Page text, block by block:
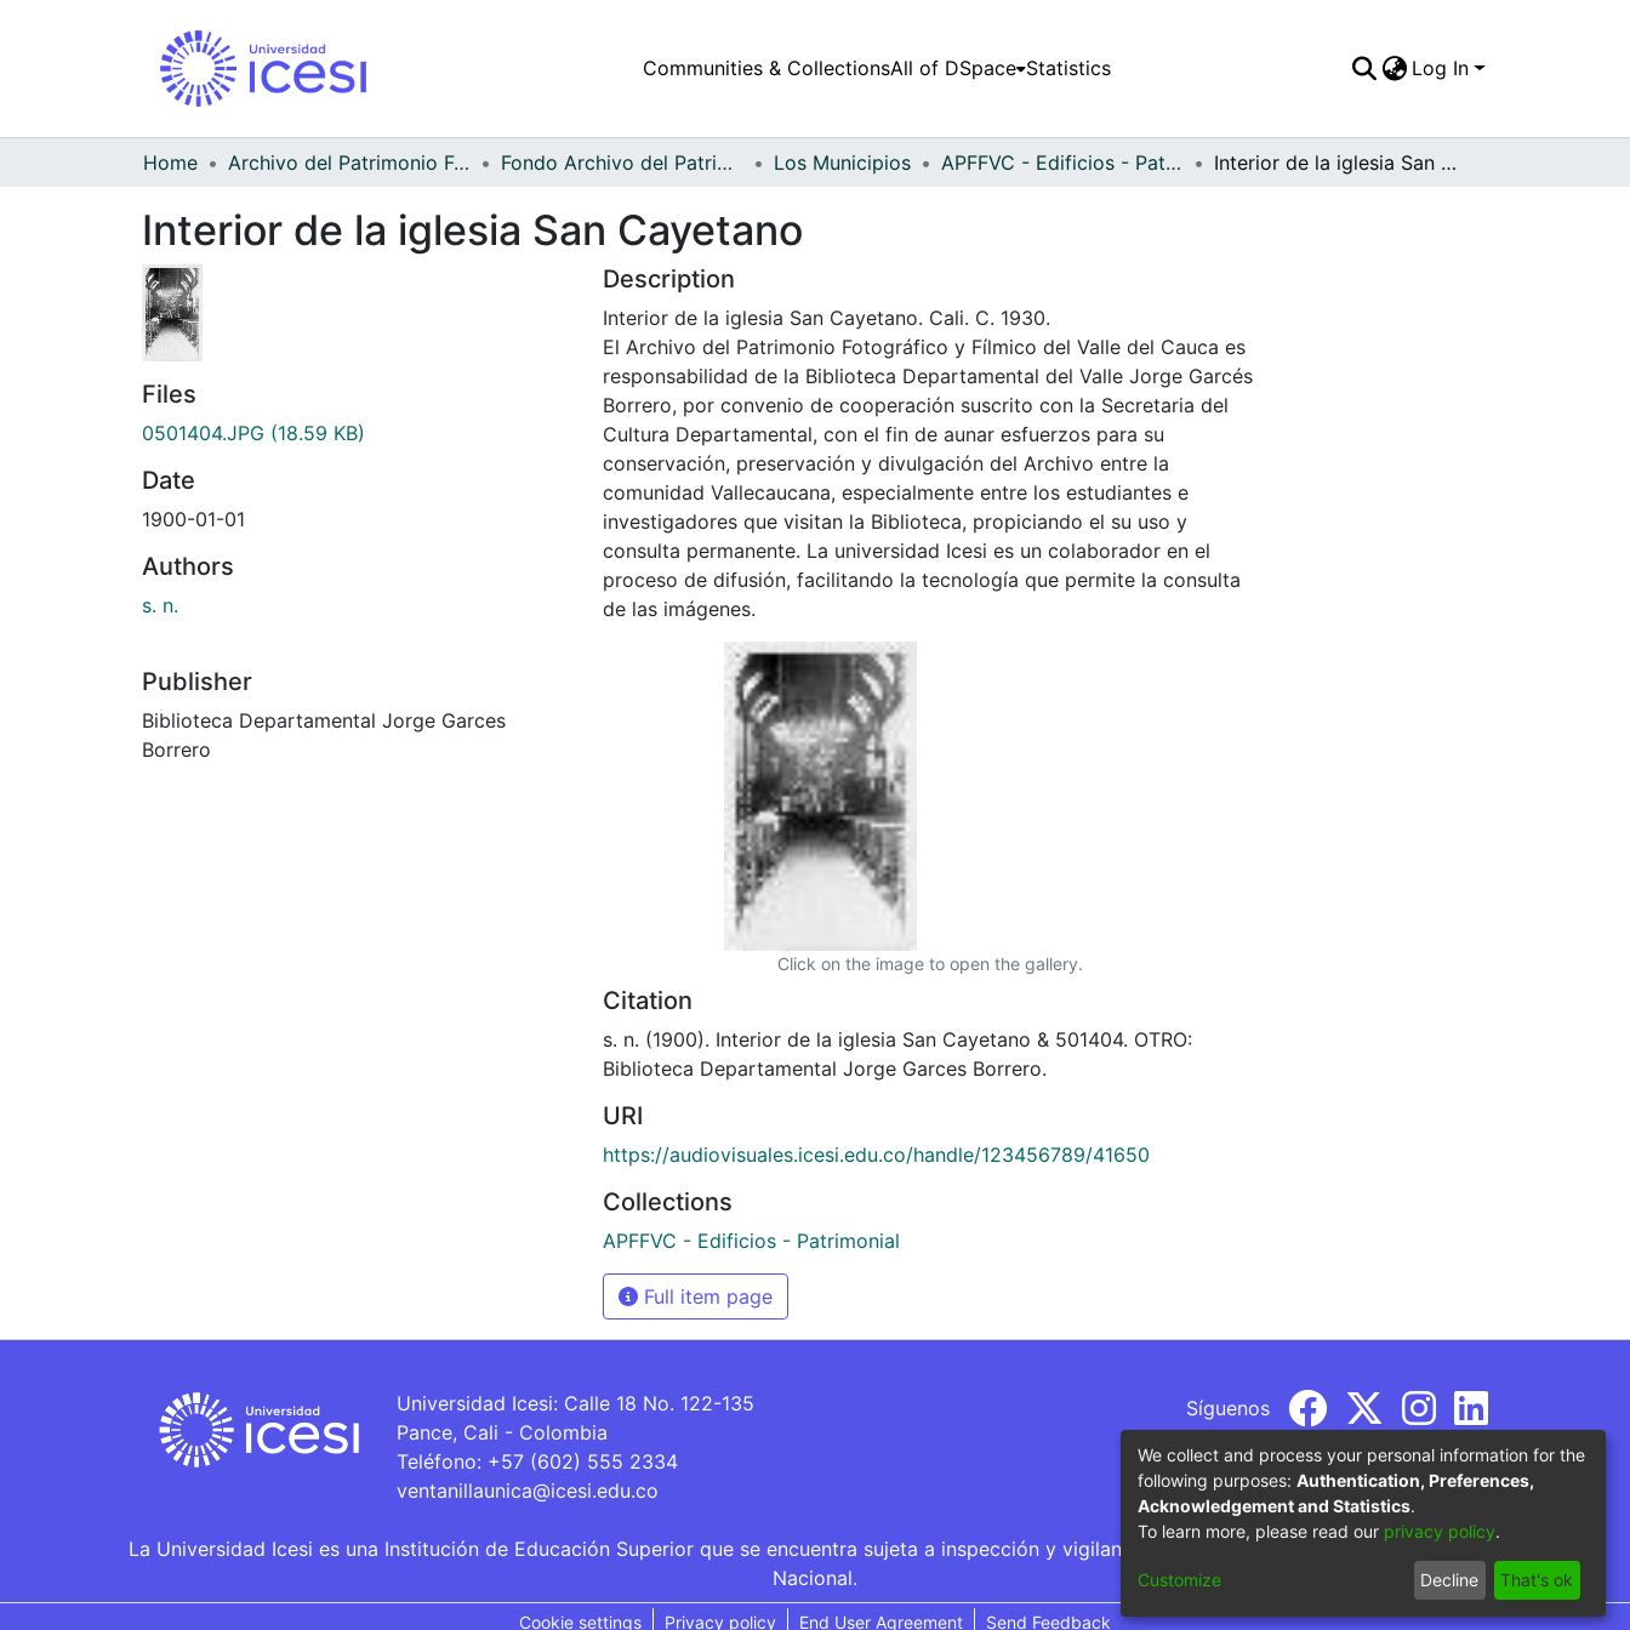
Communities & CollectionsAll of DSpace Statistics Log In
Home Archivo del Patrimonio Fotográfico y Fílmico del Valle del Cauca Fondo Archivo del Patrimonio Fotográfico y Fílmico del Valle del Cauca Los Municipios APFFVC - Edificios - Patrimonial Interior de la iglesia San Cayetano
Interior de la iglesia San Cayetano
Files
0501404.JPG (18.59 KB)
Date
1900-01-01
Authors
s. n.
Publisher
Biblioteca Departamental Jorge Garces
Borrero
Description
Interior de la iglesia San Cayetano. Cali. C. 1930.
El Archivo del Patrimonio Fotográfico y Fílmico del Valle del Cauca es
responsabilidad de la Biblioteca Departamental del Valle Jorge Garcés
Borrero, por convenio de cooperación suscrito con la Secretaria del
Cultura Departamental, con el fin de aunar esfuerzos para su
conservación, preservación y divulgación del Archivo entre la
comunidad Vallecaucana, especialmente entre los estudiantes e
investigadores que visitan la Biblioteca, propiciando el su uso y
consulta permanente. La universidad Icesi es un colaborador en el
proceso de difusión, facilitando la tecnología que permite la consulta
de las imágenes.
Click on the image to open the gallery.
Citation
s. n. (1900). Interior de la iglesia San Cayetano & 501404. OTRO:
Biblioteca Departamental Jorge Garces Borrero.
URI
https://audiovisuales.icesi.edu.co/handle/123456789/41650
Collections
APFFVC - Edificios - Patrimonial
Full item page
Universidad Icesi: Calle 18 No. 122-135
Pance, Cali - Colombia
Teléfono: +57 (602) 555 2334
ventanillaunica@icesi.edu.co
Síguenos
La Universidad Icesi es una Institución de Educación Superior que se encuentra sujeta a inspección y vigilancia por parte del Ministerio de Educación
Nacional.
Cookie settings Privacy policy End User Agreement Send Feedback
We collect and process your personal information for the
following purposes: Authentication, Preferences,
Acknowledgement and Statistics.
To learn more, please read our privacy policy.
Customize Decline That's ok